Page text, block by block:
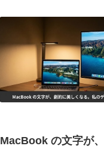
MacBook の文字が